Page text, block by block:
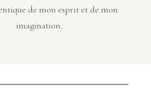
de mon esprit et de mon
imagination.